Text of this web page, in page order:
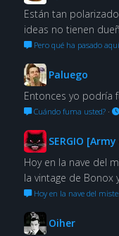
Están tan
ideas no tienen
Pero qué ha pasado aquí
Paluego
Entonces yo podría
Cuándo fuma usted?·
SERGIO
Hoy en la nave del
la vintage de
Hoy en la nave del
Oiher